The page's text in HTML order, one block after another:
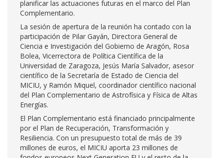
planificar las actuaciones futuras en el marco del Plan
Complementario.
La sesión de apertura de la reunión ha contado con la
participación de Pilar Gayán, Directora General de
Ciencia e Investigación del Gobierno de Aragón, Rosa
Bolea, Vicerrectora de Política Científica de la
Universidad de Zaragoza, Jesús María Salvador, asesor
científico de la Secretaría de Estado de Ciencia del
MICIU, y Ramón Miquel, coordinador científico nacional
del Plan Complementario de Astrofísica y Física de Altas
Energías.
El Plan Complementario está financiado principalmente
por el Plan de Recuperación, Transformación y
Resiliencia. Con un presupuesto total de más de 39
millones de euros, el MICIU aporta 23 millones de